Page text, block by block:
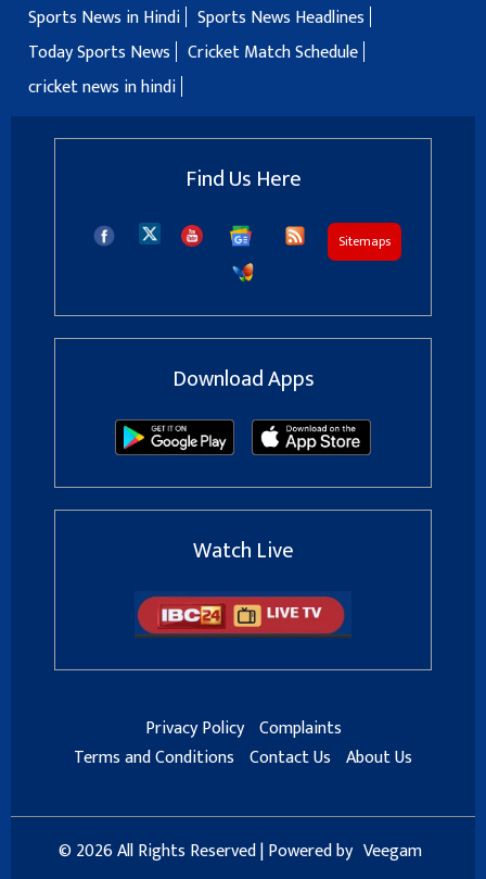
Sports News in Hindi Sports News Headlines
Today Sports News
Cricket Match Schedule
cricket news in hindi
Find Us Here
Sitemaps
Download Apps
Watch Live
Privacy Policy Complaints
Terms and Conditions Contact Us About Us
© 2026 All Rights Reserved | Powered by Veegam